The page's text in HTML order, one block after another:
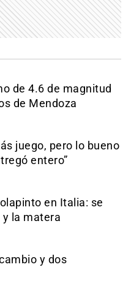
de 4.6 de magnitud
de Mendoza
juego, pero lo bueno
entero”
en Italia: se
y la matera
y dos